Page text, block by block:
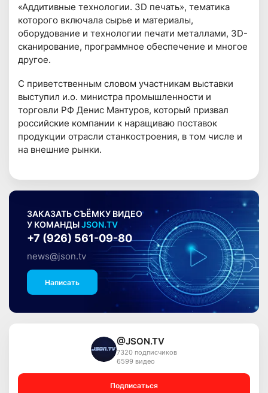
«Аддитивные технологии. 3D печать», тематика
которого включала сырье и материалы,
оборудование и технологии печати металлами, 3D-
сканирование, программное обеспечение и многое
другое.
С приветственным словом участникам выставки
выступил и.о. министра промышленности и
торговли РФ Денис Мантуров, который призвал
российские компании к наращиваю поставок
продукции отрасли станкостроения, в том числе и
на внешние рынки.
ЗАКАЗАТЬ СЪЁМКУ ВИДЕО
У КОМАНДЫJSON.TV
+7 (926) 561-09-80
news@json.tv
Написать
@JSON.TV
7320 подписчиков
6599 видео
Подписаться